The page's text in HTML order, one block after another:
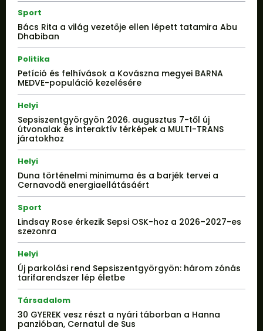
Sport
Bács Rita a világ vezetője ellen lépett tatamira Abu
Dhabiban
Politika
Petíció és felhívások a Kovászna megyei BARNA
MEDVE-populáció kezelésére
Helyi
Sepsiszentgyörgyön 2026. augusztus 7-től új
útvonalak és interaktív térképek a MULTI-TRANS
járatokhoz
Helyi
Duna történelmi minimuma és a barjék tervei a
Cernavodă energiaellátásáért
Sport
Lindsay Rose érkezik Sepsi OSK-hoz a 2026–2027-es
szezonra
Helyi
Új parkolási rend Sepsiszentgyörgyön: három zónás
tarifarendszer lép életbe
Társadalom
30 GYEREK vesz részt a nyári táborban a Hanna
panzióban, Cernatul de Sus